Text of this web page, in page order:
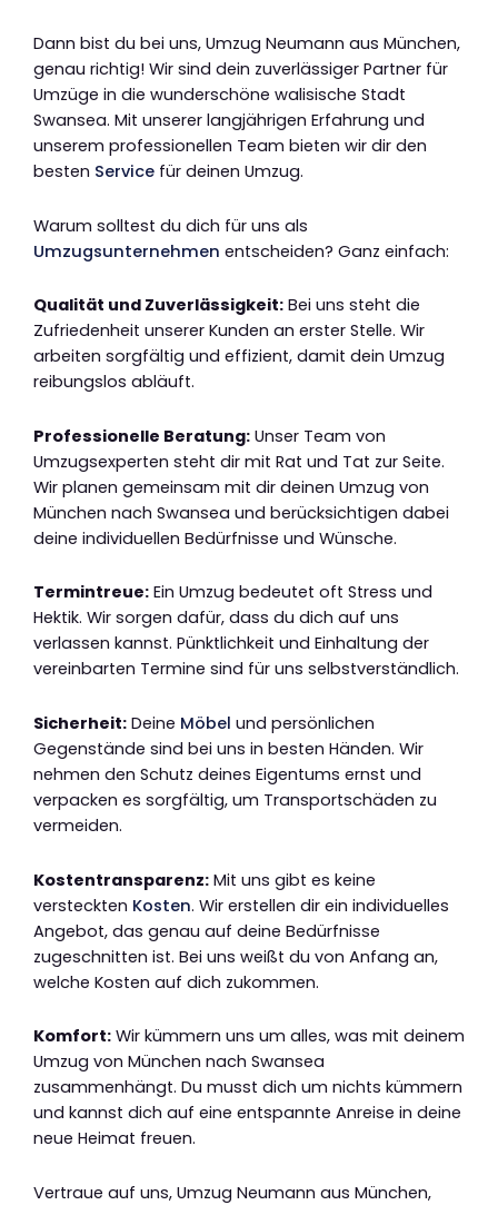
Dann bist du bei uns, Umzug Neumann aus München,
genau richtig! Wir sind dein zuverlässiger Partner für
Umzüge in die wunderschöne walisische Stadt
Swansea. Mit unserer langjährigen Erfahrung und
unserem professionellen Team bieten wir dir den
besten Service für deinen Umzug.
Warum solltest du dich für uns als
Umzugsunternehmen entscheiden? Ganz einfach:
Qualität und Zuverlässigkeit: Bei uns steht die
Zufriedenheit unserer Kunden an erster Stelle. Wir
arbeiten sorgfältig und effizient, damit dein Umzug
reibungslos abläuft.
Professionelle Beratung: Unser Team von
Umzugsexperten steht dir mit Rat und Tat zur Seite.
Wir planen gemeinsam mit dir deinen Umzug von
München nach Swansea und berücksichtigen dabei
deine individuellen Bedürfnisse und Wünsche.
Termintreue: Ein Umzug bedeutet oft Stress und
Hektik. Wir sorgen dafür, dass du dich auf uns
verlassen kannst. Pünktlichkeit und Einhaltung der
vereinbarten Termine sind für uns selbstverständlich.
Sicherheit: Deine Möbel und persönlichen
Gegenstände sind bei uns in besten Händen. Wir
nehmen den Schutz deines Eigentums ernst und
verpacken es sorgfältig, um Transportschäden zu
vermeiden.
Kostentransparenz: Mit uns gibt es keine
versteckten Kosten. Wir erstellen dir ein individuelles
Angebot, das genau auf deine Bedürfnisse
zugeschnitten ist. Bei uns weißt du von Anfang an,
welche Kosten auf dich zukommen.
Komfort: Wir kümmern uns um alles, was mit deinem
Umzug von München nach Swansea
zusammenhängt. Du musst dich um nichts kümmern
und kannst dich auf eine entspannte Anreise in deine
neue Heimat freuen.
Vertraue auf uns, Umzug Neumann aus München,